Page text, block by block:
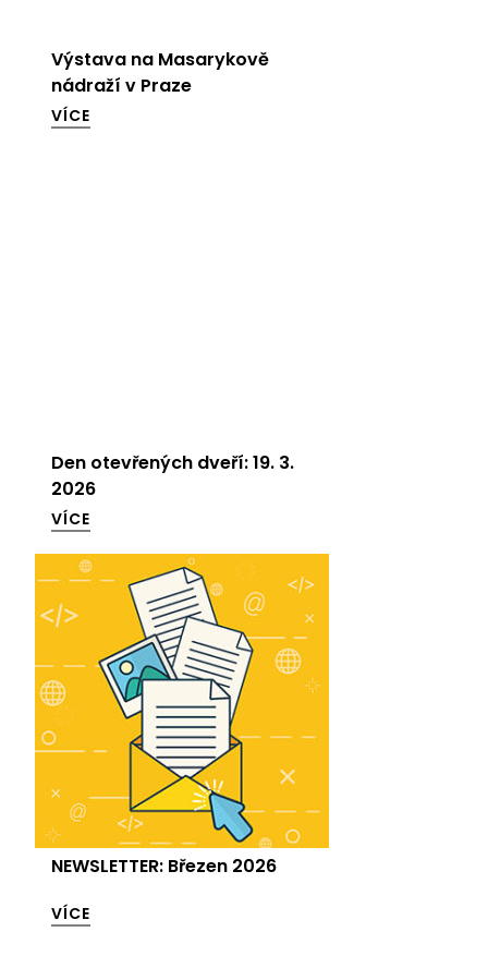
Výstava na Masarykově
nádraží v Praze
VÍCE
Den otevřených dveří: 19. 3.
2026
VÍCE
NEWSLETTER: Březen 2026
VÍCE